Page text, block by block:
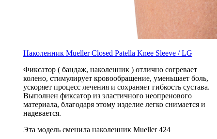
Наколенник Mueller Closed Patella Knee Sleeve / LG
Фиксатор ( бандаж, наколенник ) отлично согревает
колено, стимулирует кровообращение, уменьшает боль,
ускоряет процесс лечения и сохраняет гибкость сустава.
Выполнен фиксатор из эластичного неопренового
материала, благодаря этому изделие легко снимается и
надевается.
Эта модель сменила наколенник Mueller 424